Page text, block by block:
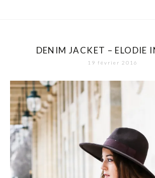
DENIM JACKET – ELODIE
19 février 2016